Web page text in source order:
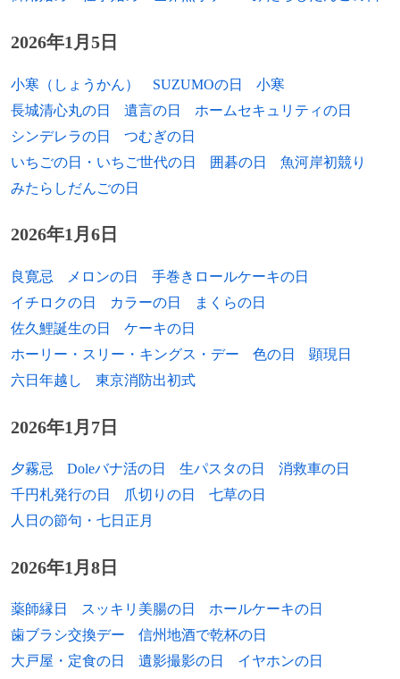
1912年
大使（+ 2006年）
1916年 小倉朗、作曲家（+ 1990年）
1917年
深田金之助、映画監督、撮影技師（+ 1986
年）
1918年
ルチアーノ・エンメル、映画監督（+ 2009
（+ 1968年）
1919年 風間完、挿絵画家（+ 2003年）
1919年 大久保婦久子、芸術家（+ 2000年）
1920年
ハビエル・ペレス・デ・クエヤル、第5代
1920年 玉櫻八郎、相撲力士（+ 1999年）
1920年
竹下一記、郵政事務次官、熊本県民テレビ
料理長、日本エスコフィエ協会会長（+
2006年）
パトリシア・ハイスミス、作家（+ 1995
1990年 橋本登美三郎、政治家（* 1901年）
1990年 オショウ、神秘家（* 1931年）
1991年 宇佐美毅、第2代宮内庁長官（* 1903年）
年）
1999年 芳の里淳三、大相撲力士、プロレスラー
2000年
ヘディ・ラマー、女優、発明家（* 1914
2000年
ベッティーノ・クラクシ、イタリア首相
（* 1934年）
ジョージ・レドヤード・ステビンズ、植物
学者、遺伝学者（* 1906年）
2002年 渡辺啓助、推理作家（* 1901年）
2003年 北出清五郎、アナウンサー（* 1922年）
2003年 田中明夫、俳優（* 1926年）
年）
2006年 ウィルソン・ピケット、ソウル・R&B歌手
（* 1941年）
2007年 スコット・ビガロー、プロレスラー（*
2026年1月5日
小寒（しょうかん） SUZUMOの日
小寒
長城清心丸の日
遺言の日
ホームセキュリティの日
シンデレラの日
つむぎの日
いちごの日・いちご世代の日
囲碁の日
魚河岸初競り
みたらしだんごの日
2026年1月6日
良寛忌 メロンの日
手巻きロールケーキの日
イチロクの日
カラーの日
まくらの日
佐久鯉誕生の日
ケーキの日
ホーリー・スリー・キングス・デー
色の日
顕現日
六日年越し
東京消防出初式
2026年1月7日
夕霧忌 Doleバナ活の日 生パスタの日
消救車の日
千円札発行の日
爪切りの日
七草の日
人日の節句・七日正月
2026年1月8日
薬師縁日 スッキリ美腸の日
ホールケーキの日
歯ブラシ交換デー
信州地酒で乾杯の日
大戸屋・定食の日
遺影撮影の日
イヤホンの日